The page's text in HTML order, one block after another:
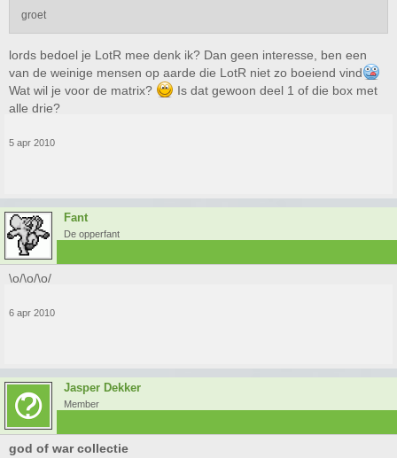
groet
lords bedoel je LotR mee denk ik? Dan geen interesse, ben een
van de weinige mensen op aarde die LotR niet zo boeiend vind
Wat wil je voor de matrix?
Is dat gewoon deel 1 of die box met
alle drie?
5 apr 2010
Fant
De opperfant
\o/\o/\o/
6 apr 2010
Jasper Dekker
Member
god of war collectie